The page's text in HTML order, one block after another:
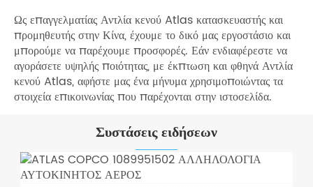
Ως επαγγελματίας Αντλία κενού Atlas κατασκευαστής και
προμηθευτής στην Κίνα, έχουμε το δικό μας εργοστάσιο και
μπορούμε να παρέχουμε προσφορές. Εάν ενδιαφέρεστε να
αγοράσετε υψηλής ποιότητας, με έκπτωση και φθηνά Αντλία
κενού Atlas, αφήστε μας ένα μήνυμα χρησιμοποιώντας τα
στοιχεία επικοινωνίας που παρέχονται στην ιστοσελίδα.
Συστάσεις ειδήσεων